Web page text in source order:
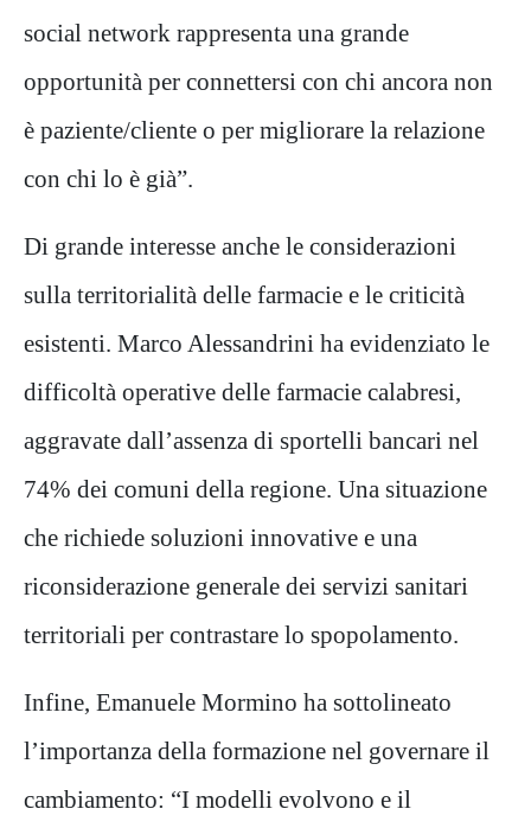
social network rappresenta una grande
opportunità per connettersi con chi ancora non
è paziente/cliente o per migliorare la relazione
con chi lo è già”.
Di grande interesse anche le considerazioni
sulla territorialità delle farmacie e le criticità
esistenti. Marco Alessandrini ha evidenziato le
difficoltà operative delle farmacie calabresi,
aggravate dall’assenza di sportelli bancari nel
74% dei comuni della regione. Una situazione
che richiede soluzioni innovative e una
riconsiderazione generale dei servizi sanitari
territoriali per contrastare lo spopolamento.
Infine, Emanuele Mormino ha sottolineato
l’importanza della formazione nel governare il
cambiamento: “I modelli evolvono e il